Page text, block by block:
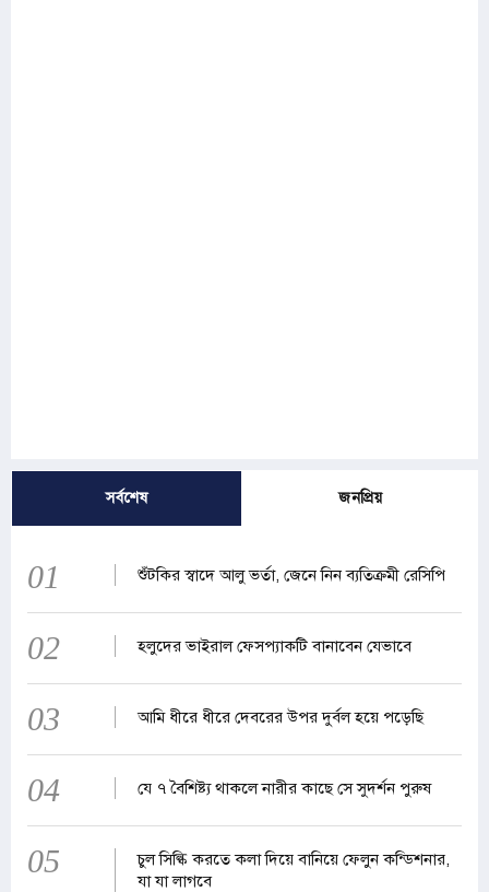
সর্বশেষ জনপ্রিয়
01 শুঁটকির স্বাদে আলু ভর্তা, জেনে নিন ব্যতিক্রমী রেসিপি
02 হলুদের ভাইরাল ফেসপ্যাকটি বানাবেন যেভাবে
03 আমি ধীরে ধীরে দেবরের উপর দুর্বল হয়ে পড়েছি
04 যে ৭ বৈশিষ্ট্য থাকলে নারীর কাছে সে সুদর্শন পুরুষ
05
চুল সিল্কি করতে কলা দিয়ে বানিয়ে ফেলুন কন্ডিশনার,
যা যা লাগবে